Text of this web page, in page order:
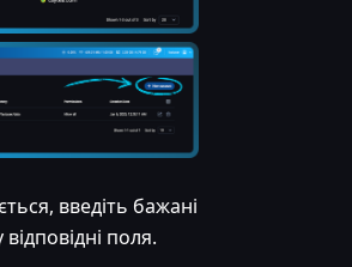
введіть бажані
поля.